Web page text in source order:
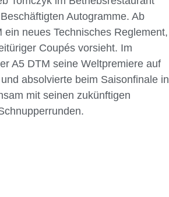
Autogramme. Ab
ein neues Technisches Reglement,
Coupés vorsieht. Im
A5 DTM seine Weltpremiere auf
absolvierte beim Saisonfinale in
mit seinen zukünftigen